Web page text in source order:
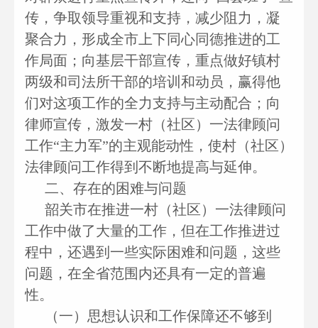
传，争取领导重视和支持，减少阻力，凝
聚合力，形成全市上下同心同德推进的工
作局面；向基层干部宣传，重点做好镇村
两级和司法所干部的培训和动员，赢得他
们对这项工作的全力支持与主动配合；向
律师宣传，激发一村（社区）一法律顾问
工作“主力军”的主观能动性，使村（社区）
法律顾问工作得到不断地提高与延伸。
二、存在的困难与问题
韶关市在推进一村（社区）一法律顾问
工作中做了大量的工作，但在工作推进过
程中，还遇到一些实际困难和问题，这些
问题，在全省范围内还具有一定的普遍
性。
（一）思想认识和工作保障还不够到